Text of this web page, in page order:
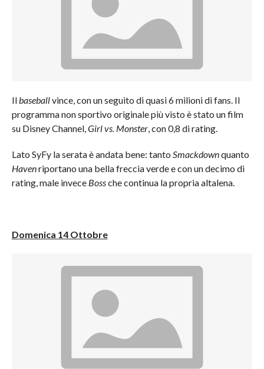
Ilbaseballvince, con un seguito di quasi 6 milioni di fans. Il
programma non sportivo originale più visto è stato un film
su Disney Channel,Girl vs. Monster, con 0,8 di rating.
Lato SyFy la serata è andata bene: tanto Smackdownquanto
Havenriportano una bella freccia verde e con un decimo di
rating, male invece Bossche continua la propria altalena.
Domenica 14 Ottobre